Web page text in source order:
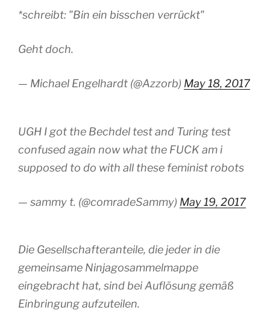
*schreibt: "Bin ein bisschen verrückt"
Geht doch.
— Michael Engelhardt (@Azzorb) May 18, 2017
UGH I got the Bechdel test and Turing test
confused again now what the FUCK am i
supposed to do with all these feminist robots
— sammy t. (@comradeSammy) May 19, 2017
Die Gesellschafteranteile, die jeder in die
gemeinsame Ninjagosammelmappe
eingebracht hat, sind bei Auflösung gemäß
Einbringung aufzuteilen.